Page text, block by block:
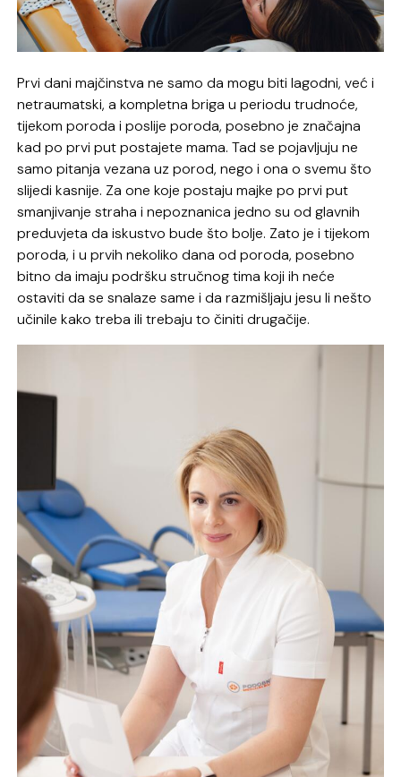
Prvi dani majčinstva ne samo da mogu biti lagodni, već i
netraumatski, a kompletna briga u periodu trudnoće,
tijekom poroda i poslije poroda, posebno je značajna
kad po prvi put postajete mama. Tad se pojavljuju ne
samo pitanja vezana uz porod, nego i ona o svemu što
slijedi kasnije. Za one koje postaju majke po prvi put
smanjivanje straha i nepoznanica jedno su od glavnih
preduvjeta da iskustvo bude što bolje. Zato je i tijekom
poroda, i u prvih nekoliko dana od poroda, posebno
bitno da imaju podršku stručnog tima koji ih neće
ostaviti da se snalaze same i da razmišljaju jesu li nešto
učinile kako treba ili trebaju to činiti drugačije.